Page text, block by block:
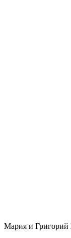
Мария и Григорий